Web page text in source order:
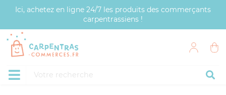
Ici, achetez en ligne 24/7 les produits des commerçants
carpentrassiens !
Panneau de gestion des cookies